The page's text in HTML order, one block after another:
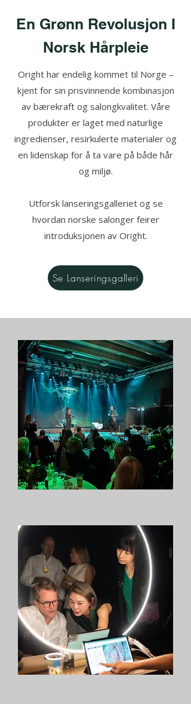
En Grønn Revolusjon I
Norsk Hårpleie
Oright har endelig kommet til Norge –
kjent for sin prisvinnende kombinasjon
av bærekraft og salongkvalitet. Våre
produkter er laget med naturlige
ingredienser, resirkulerte materialer og
en lidenskap for å ta vare på både hår
og miljø.
Utforsk lanseringsgalleriet og se
hvordan norske salonger feirer
introduksjonen av Oright.
Se Lanseringsgalleri